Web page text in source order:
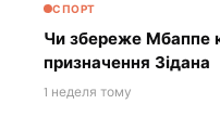
СПОРТ
Чи збереже Мбаппе
призначення Зідана
1 неделя тому